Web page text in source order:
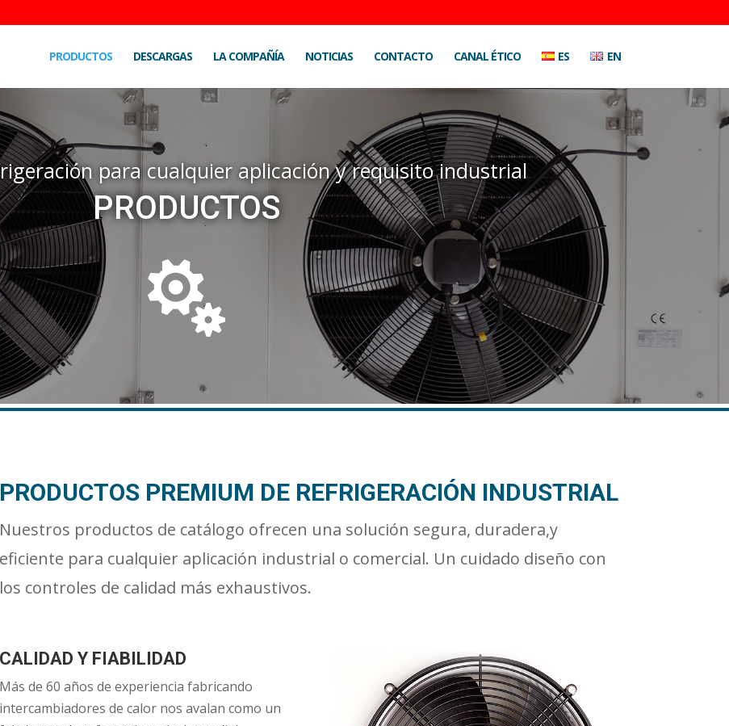
PRODUCTOS DESCARGAS LA COMPAÑÍA NOTICIAS CONTACTO CANAL ÉTICO ES EN
para cualquier aplicación y requisito industrial
PRODUCTOS

PRODUCTOS PREMIUM DE REFRIGERACIÓN INDUSTRIAL
Nuestros productos de catálogo ofrecen una solución segura, duradera,y
eficiente para cualquier aplicación industrial o comercial. Un cuidado diseño con
los controles de calidad más exhaustivos.
CALIDAD Y FIABILIDAD
Más de 60 años de experiencia fabricando
intercambiadores de calor nos avalan como un